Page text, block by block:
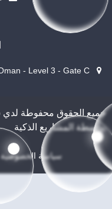
بواسطة المشاريع الذكية
سياسة الخصوصية